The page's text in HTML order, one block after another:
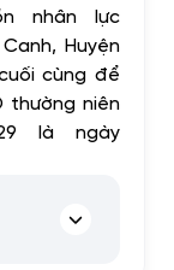
nhân lực
Huyện
cùng để
thường niên
là ngày